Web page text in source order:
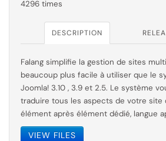
4296 times
DESCRIPTION
Falang simplifie la gestion de sites
beaucoup plus facile à utiliser que le
Joomla! 3.10 , 3.9 et 2.5. Le système
traduire tous les aspects de votre site
élément après élément dédié, langue
VIEW FILES